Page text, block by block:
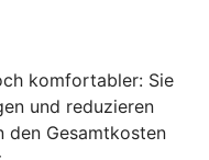
komfortabler: Sie
und reduzieren
den Gesamtkosten